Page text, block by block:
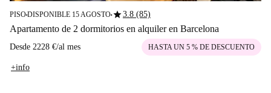
PISO■DISPONIBLE 15 AGOSTO■star3.8 (85)
Apartamento de 2 dormitorios en alquiler en Barcelona
Desde 2228 €/al mes HASTA UN 5 % DE DESCUENTO
+info